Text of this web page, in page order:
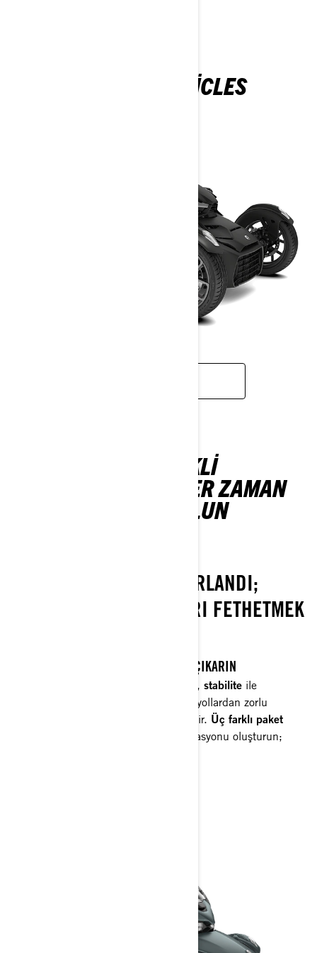
3-WHEEL VEHICLES
CAN-AM 3 TEKERLEKLI
MODELLERIMIZLE HER ZAMAN
MACERAYA HAZIR OLUN
MACERA RUHUYLA TASARLANDI;
KEŞFEDILMEMIŞ YOLLARI FETHETMEK
UZUN VE KISA SEYAHATLERIN TADINI ÇIKARIN
3 tekerlekli motosiklet, stabilite ile
dengeler; pürüzsüz otoyollardan zorlu
parkurlara kadar her koşulda güven verir. Üç farklı paket
seçeneğiyle ihtiyacınıza uygun kombinasyonu oluşturun;